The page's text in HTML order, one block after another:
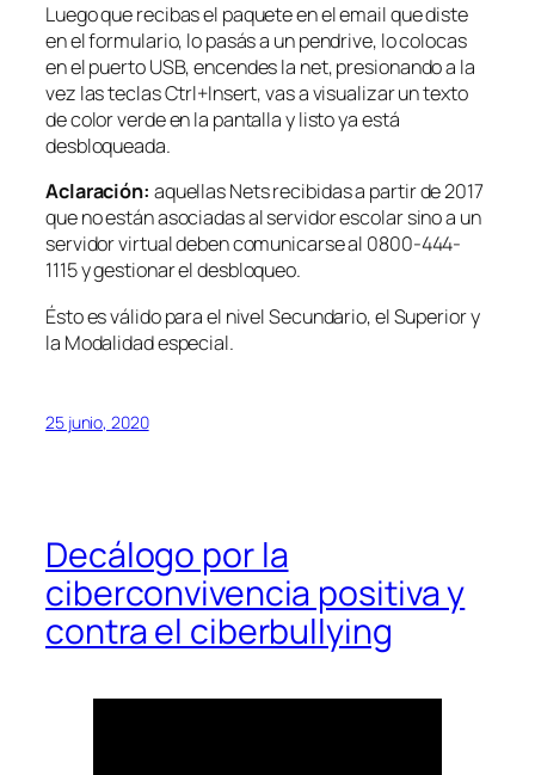
Luego que recibas el paquete en el email que diste
en el formulario, lo pasás a un pendrive, lo colocas
en el puerto USB, encendes la net, presionando a la
vez las teclas Ctrl+Insert, vas a visualizar un texto
de color verde en la pantalla y listo ya está
desbloqueada.
Aclaración: aquellas Nets recibidas a partir de 2017
que no están asociadas al servidor escolar sino a un
servidor virtual deben comunicarse al 0800-444-
1115 y gestionar el desbloqueo.
Ésto es válido para el nivel Secundario, el Superior y
la Modalidad especial.
25 junio, 2020
Decálogo por la
ciberconvivencia positiva y
contra el ciberbullying